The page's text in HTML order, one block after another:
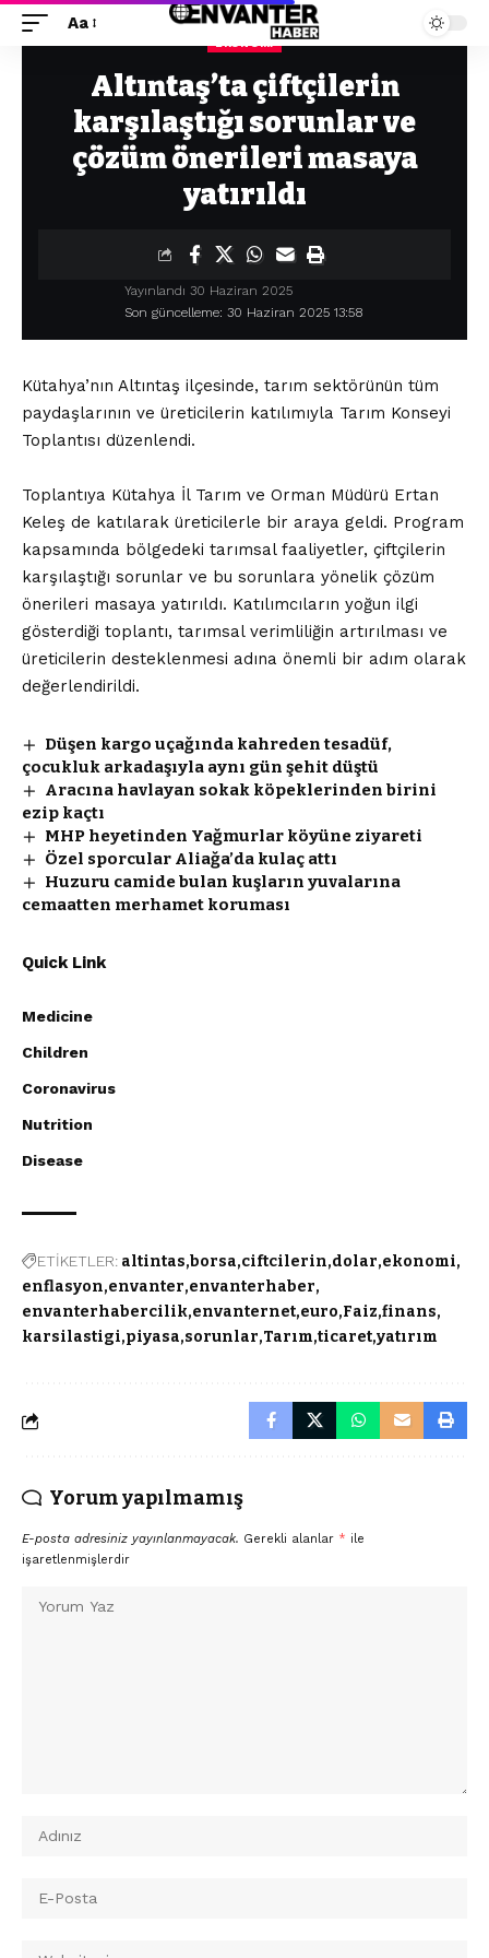
Aa
Envanter Haber Ekonomi >Altıntaş’ta çiftçilerin karşılaştığı sorunlar ve çözüm önerileri masaya yatırıldı
EKONOMI
Altıntaş’ta çiftçilerin
karşılaştığı sorunlar ve
çözüm önerileri masaya
yatırıldı
Son güncelleme: 30 Haziran 2025 13:58
Yayınlandı 30 Haziran 2025
Kütahya’nın Altıntaş ilçesinde, tarım sektörünün tüm
paydaşlarının ve üreticilerin katılımıyla Tarım Konseyi
Toplantısı düzenlendi.
Toplantıya Kütahya İl Tarım ve Orman Müdürü Ertan
Keleş de katılarak üreticilerle bir araya geldi. Program
kapsamında bölgedeki tarımsal faaliyetler, çiftçilerin
karşılaştığı sorunlar ve bu sorunlara yönelik çözüm
önerileri masaya yatırıldı. Katılımcıların yoğun ilgi
gösterdiği toplantı, tarımsal verimliliğin artırılması ve
üreticilerin desteklenmesi adına önemli bir adım olarak
değerlendirildi.
Düşen kargo uçağında kahreden tesadüf,
çocukluk arkadaşıyla aynı gün şehit düştü
Aracına havlayan sokak köpeklerinden birini
ezip kaçtı
MHP heyetinden Yağmurlar köyüne ziyareti
Özel sporcular Aliağa’da kulaç attı
Huzuru camide bulan kuşların yuvalarına
cemaatten merhamet koruması
Quick Link
Medicine
Children
Coronavirus
Nutrition
Disease
ETİKETLER: altintas borsa ciftcilerin dolar ekonomi
enflasyon envanter envanterhaber
envanterhabercilik envanternet euro Faiz finans
karsilastigi piyasa sorunlar Tarım ticaret yatırım
Yorum yapılmamış
E-posta adresiniz yayınlanmayacak. Gerekli alanlar * ile
işaretlenmişlerdir